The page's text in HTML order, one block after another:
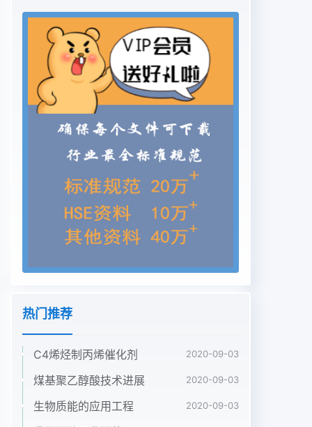
压力为0.2.2从预塔回流线改出一采出线至储罐,生产
精甲0448MPa,先经过预塔冷凝器在68℃左右将其
中的醇合格品,可以解决回流槽杂质的积累,控制抽出
量大部分甲醇冷凝下来,冷凝下来的甲醇进入预塔回
为回流量的2%流槽,未冷凝的气体进入膨胀气冷却器,
由循环水冷2.3为稳定加压塔热源稳定加压塔汽相负
荷,检却至40℃,这时又有甲醇冷凝下来也进入预塔回
流修时在转化气管线加装AB阀槽。预塔回流槽内的
液体经预塔回流泵送回预塔作为回流,引出一部分回
流直接采出。从膨胀气冷却器出来的气体,即不凝气,
送转化工序作为燃料。预塔塔底的甲醇溶液由加压塔
进料泵送至加压精馏塔预蒸馏塔所需热量是由转化工
序的转化气提供加压塔再沸器从加压塔进料泵来的预
后甲醇进入加压塔,顶出来的甲醇气体,温度121℃,压
力约0.57Mpa经过冷凝器/再沸器将甲醇冷凝下
中的甲醇一部分经回流液冷却器冷却并由加压塔回流
泵打入加压图1加压塔技改流程示意图塔,另一部分甲
醇则经加压塔精甲醇冷却器冷却到2.4为稳定常压塔
热源,在常压塔热源管线上增加40℃后作为产品送至
图2)量由造气工序的转化气经新加AB阀控制,通过加
热门推荐
C4烯烃制丙烯催化剂 2020-09-03
煤基聚乙醇酸技术进展 2020-09-03
生物质能的应用工程 2020-09-03